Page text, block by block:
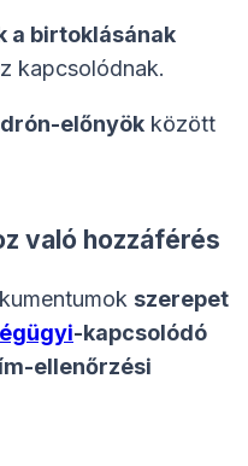
a birtoklásának
kapcsolódnak.
előnyök között
való hozzáférés
szerepet
-kapcsolódó
ellenőrzési